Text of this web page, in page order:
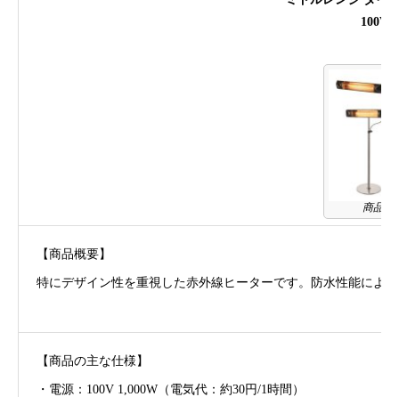
100V
商品ペ
【商品概要】
特にデザイン性を重視した赤外線ヒーターです。防水性能によ
【商品の主な仕様】
・電源：100V 1,000W（電気代：約30円/1時間）